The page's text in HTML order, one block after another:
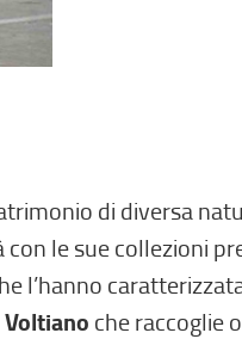
di diversa
le sue collezioni
l’hanno
che raccoglie